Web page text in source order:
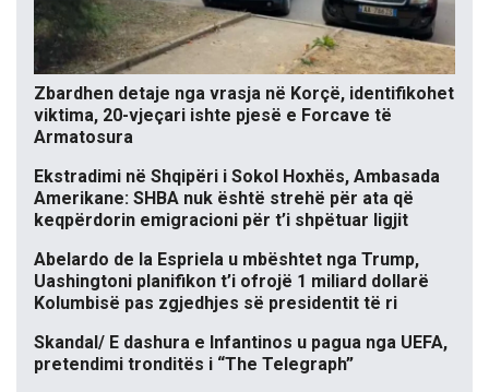
Zbardhen detaje nga vrasja në Korçë, identifikohet
viktima, 20-vjeçari ishte pjesë e Forcave të
Armatosura
Ekstradimi në Shqipëri i Sokol Hoxhës, Ambasada
Amerikane: SHBA nuk është strehë për ata që
keqpërdorin emigracioni për t’i shpëtuar ligjit
Abelardo de la Espriela u mbështet nga Trump,
Uashingtoni planifikon t’i ofrojë 1 miliard dollarë
Kolumbisë pas zgjedhjes së presidentit të ri
Skandal/ E dashura e Infantinos u pagua nga UEFA,
pretendimi tronditës i “The Telegraph”